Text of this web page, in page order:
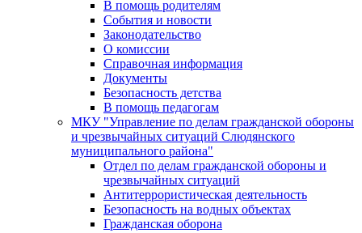
В помощь родителям
События и новости
Законодательство
О комиссии
Справочная информация
Документы
Безопасность детства
В помощь педагогам
МКУ "Управление по делам гражданской обороны
и чрезвычайных ситуаций Слюдянского
муниципального района"
Отдел по делам гражданской обороны и
чрезвычайных ситуаций
Антитеррористическая деятельность
Безопасность на водных объектах
Гражданская оборона